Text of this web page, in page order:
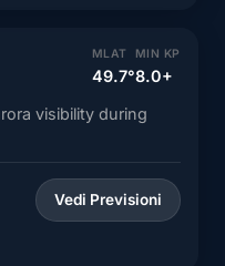
MLAT
49.7°
MIN KP
8.0+
visibility during
Vedi Previsioni